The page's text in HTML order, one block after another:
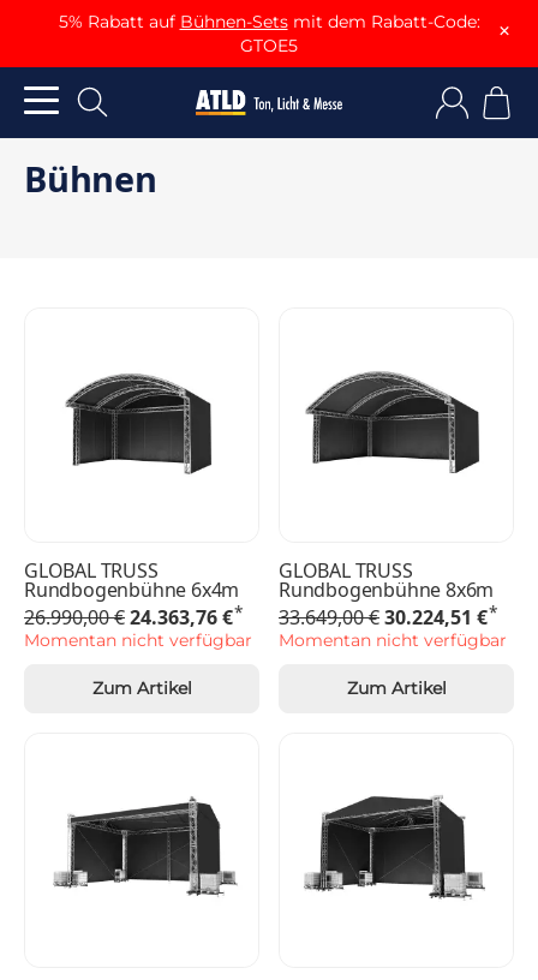
5% Rabatt auf Bühnen-Setsmit dem Rabatt-Code:
GTOE5
×
Bühnen
GLOBAL TRUSS
Rundbogenbühne 6x4m
26.990,00 €24.363,76 €*
Momentan nicht verfügbar
Zum Artikel
GLOBAL TRUSS
Rundbogenbühne 8x6m
33.649,00 €30.224,51 €*
Momentan nicht verfügbar
Zum Artikel